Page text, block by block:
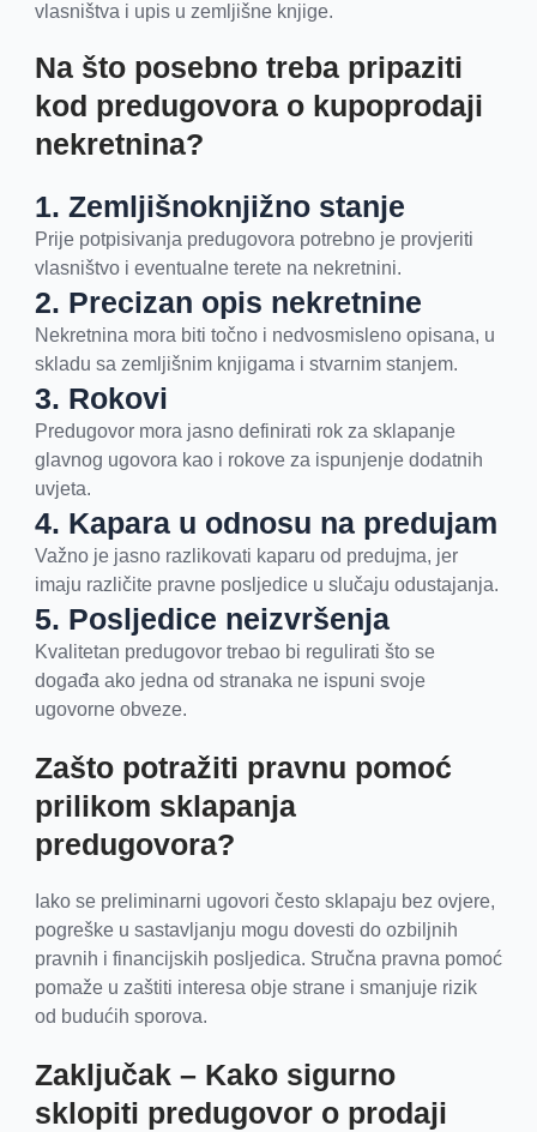
vlasništva i upis u zemljišne knjige.
Na što posebno treba pripaziti
kod predugovora o kupoprodaji
nekretnina?
1. Zemljišnoknjižno stanje
Prije potpisivanja predugovora potrebno je provjeriti
vlasništvo i eventualne terete na nekretnini.
2. Precizan opis nekretnine
Nekretnina mora biti točno i nedvosmisleno opisana, u
skladu sa zemljišnim knjigama i stvarnim stanjem.
3. Rokovi
Predugovor mora jasno definirati rok za sklapanje
glavnog ugovora kao i rokove za ispunjenje dodatnih
uvjeta.
4. Kapara u odnosu na predujam
Važno je jasno razlikovati kaparu od predujma, jer
imaju različite pravne posljedice u slučaju odustajanja.
5. Posljedice neizvršenja
Kvalitetan predugovor trebao bi regulirati što se
događa ako jedna od stranaka ne ispuni svoje
ugovorne obveze.
Zašto potražiti pravnu pomoć
prilikom sklapanja
predugovora?
Iako se preliminarni ugovori često sklapaju bez ovjere,
pogreške u sastavljanju mogu dovesti do ozbiljnih
pravnih i financijskih posljedica. Stručna pravna pomoć
pomaže u zaštiti interesa obje strane i smanjuje rizik
od budućih sporova.
Zaključak – Kako sigurno
sklopiti predugovor o prodaji